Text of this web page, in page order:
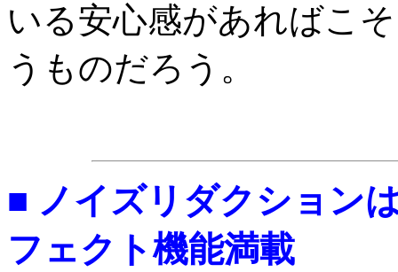
いる安心感があればこ
うものだろう。
■ ノイズリダクション
フェクト機能満載